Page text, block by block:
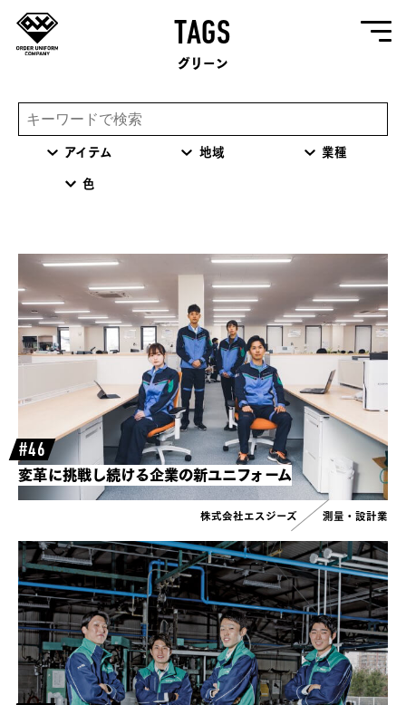
TAGS
グリーン
アイテム 地域
業種
色
#46
変革に挑戦し続ける企業の新ユニフォーム
株式会社エスジーズ 測量・設計業